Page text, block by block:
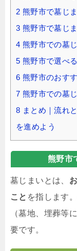
2 熊野市で墓じ
3 熊野市で墓じ
4 熊野市での墓
5 熊野市で選べ
6 熊野市のおす
7 熊野市での墓
8 まとめ｜流れ
を進めよう
熊野市
墓じまいとは、
こと を指します
（墓地、埋葬等
要です。